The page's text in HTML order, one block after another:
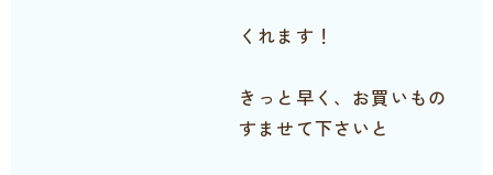
くれます！
きっと早く、お買いもの
すませて下さいと